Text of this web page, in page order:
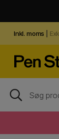
Inkl. moms